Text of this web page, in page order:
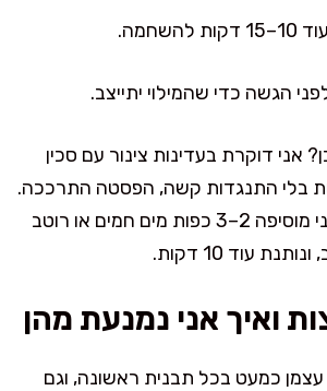
אני דוקרת בעדינות צינור עם סכין
בלי התנגדות קשה, הפסטה התרככה.
אם יש התנגדות, אני מוסיפה 2–3 כפות מים חמים או רוטב
עוד 10 דקות.
ואיך אני נמנעת מהן
עצמן כמעט בכל תבנית ראשונה, וגם